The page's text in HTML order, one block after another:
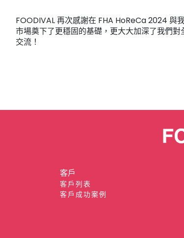
FOODIVAL 再次感謝在 FHA HoReCa 2024 與
市場奠下了更穩固的基礎，更大大加深了我們
交流！
客戶
客戶列表
客戶成功案例